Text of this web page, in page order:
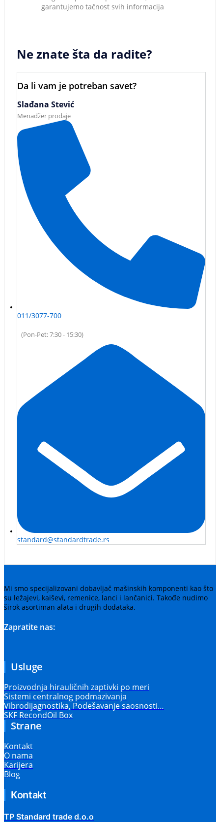
garantujemo tačnost svih informacija
Ne znate šta da radite?
Da li vam je potreban savet?
Slađana Stević
Menadžer prodaje
011/3077-700
(Pon-Pet: 7:30 - 15:30)
standard@standardtrade.rs
Mi smo specijalizovani dobavljač mašinskih komponenti kao što
su ležajevi, kaiševi, remenice, lanci i lančanici. Takođe nudimo
širok asortiman alata i drugih dodataka.
Zapratite nas:
Usluge
Proizvodnja hirauličnih zaptivki po meri
Sistemi centralnog podmazivanja
Vibrodijagnostika, Podešavanje saosnosti…
SKF RecondOil Box
Strane
Kontakt
O nama
Karijera
Blog
Kontakt
TP Standard trade d.o.o